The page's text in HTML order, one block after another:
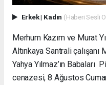
Erkek| Kadın (Haberi Sesli
Merhum Kazım ve Murat
Altınkaya Santrali
Yahya Yılmaz’ın Babaları
cenazesi, 8 Ağustos